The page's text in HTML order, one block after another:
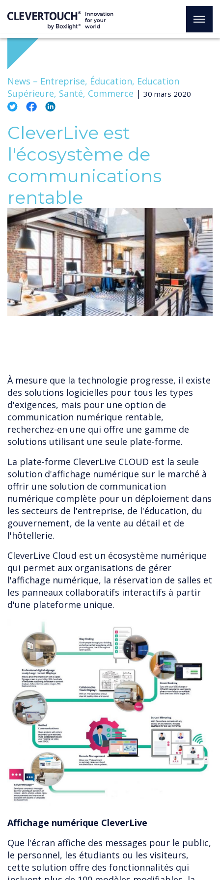
News – Entreprise, Éducation, Education
Supérieure, Santé, Commerce | 30 mars 2020
CleverLive est
l'écosystème de
communications
rentable
À mesure que la technologie progresse, il existe
des solutions logicielles pour tous les types
d'exigences, mais pour une option de
communication numérique rentable,
recherchez-en une qui offre une gamme de
solutions utilisant une seule plate-forme.
La plate-forme CleverLive CLOUD est la seule
solution d'affichage numérique sur le marché à
offrir une solution de communication
numérique complète pour un déploiement dans
les secteurs de l'entreprise, de l'éducation, du
gouvernement, de la vente au détail et de
l'hôtellerie.
CleverLive Cloud est un écosystème numérique
qui permet aux organisations de gérer
l'affichage numérique, la réservation de salles et
les panneaux collaboratifs interactifs à partir
d'une plateforme unique.
Affichage numérique CleverLive
Que l'écran affiche des messages pour le public,
le personnel, les étudiants ou les visiteurs,
cette solution offre des fonctionnalités qui